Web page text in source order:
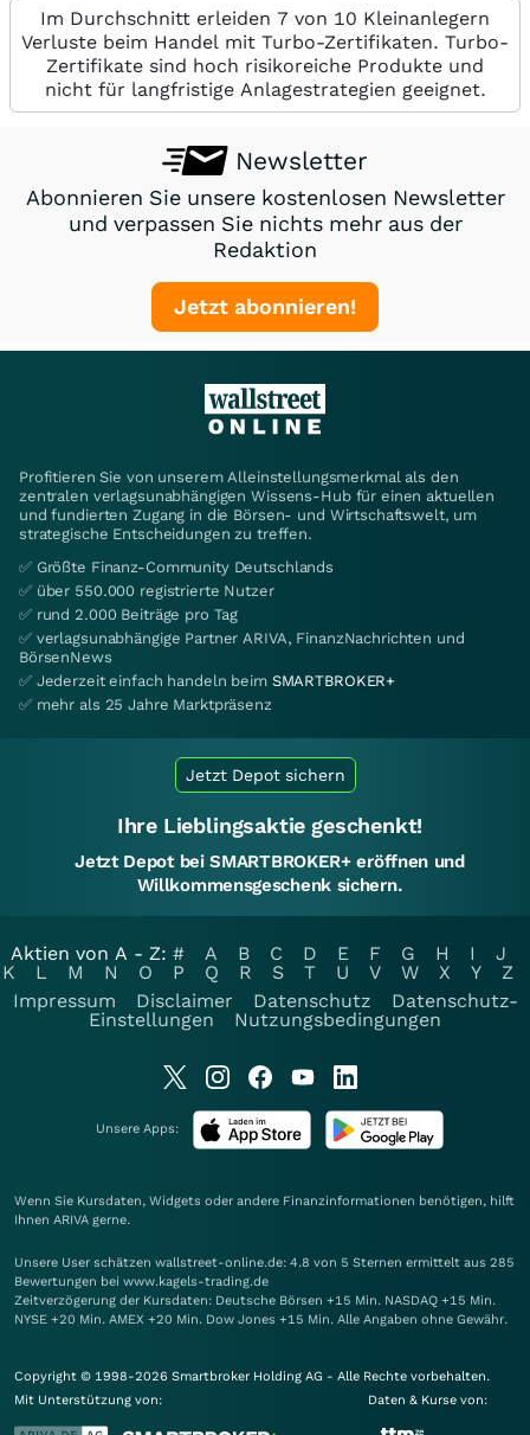
Im Durchschnitt erleiden 7 von 10 Kleinanlegern
Verluste beim Handel mit Turbo-Zertifikaten. Turbo-
Zertifikate sind hoch risikoreiche Produkte und
nicht für langfristige Anlagestrategien geeignet.
Newsletter
Abonnieren Sie unsere kostenlosen Newsletter
und verpassen Sie nichts mehr aus der
Redaktion
Jetzt abonnieren!
Profitieren Sie von unserem Alleinstellungsmerkmal als den
zentralen verlagsunabhängigen Wissens-Hub für einen aktuellen
und fundierten Zugang in die Börsen- und Wirtschaftswelt, um
strategische Entscheidungen zu treffen.
✅ Größte Finanz-Community Deutschlands
✅ über 550.000 registrierte Nutzer
✅ rund 2.000 Beiträge pro Tag
✅ verlagsunabhängige Partner ARIVA, FinanzNachrichten und
BörsenNews
✅ Jederzeit einfach handeln beim SMARTBROKER+
✅ mehr als 25 Jahre Marktpräsenz
Jetzt Depot sichern
Ihre Lieblingsaktie geschenkt!
Jetzt Depot bei SMARTBROKER+ eröffnen und
Willkommensgeschenk sichern.
Aktien von A - Z: # A B C D E F G H I
J
K
L M N O P Q R S T U V W X Y
Z
Impressum
Disclaimer Datenschutz
Datenschutz-
Einstellungen
Nutzungsbedingungen
Unsere Apps:
Wenn Sie Kursdaten, Widgets oder andere Finanzinformationen benötigen, hilft
Ihnen ARIVA gerne.
Unsere User schätzen wallstreet-online.de: 4.8 von 5 Sternen ermittelt aus 285
Bewertungen bei www.kagels-trading.de
Zeitverzögerung der Kursdaten: Deutsche Börsen +15 Min. NASDAQ +15 Min.
NYSE +20 Min. AMEX +20 Min. Dow Jones +15 Min. Alle Angaben ohne Gewähr.
Copyright © 1998-2026 Smartbroker Holding AG - Alle Rechte vorbehalten.
Mit Unterstützung von:
Daten & Kurse von: